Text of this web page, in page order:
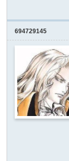
694729145